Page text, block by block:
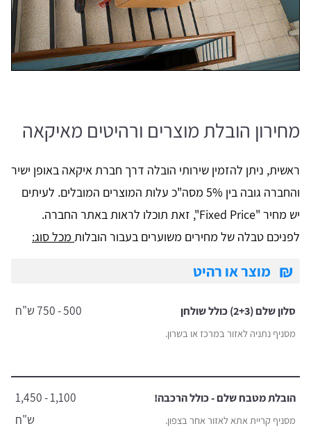
מחירון הובלת מוצרים ורהיטים מאיקאה
ראשית, ניתן להזמין שירותי הובלה דרך חברת איקאה באופן ישיר
והחברה גובה בין 5% מסה"כ עלות המוצרים המובלים. לעיתים
יש מחיר "Fixed Price", זאת תוכלו לראות באתר החברה.
לפניכם טבלה של מחירים משוערים בעבור הובלות מכל סוג:
₪ מוצר או רהיט
סלון שלם (2+3) כולל שולחן
מסניף נתניה לאזור במרכז או בשרון.
500 - 750 ש"ח
הובלת מטבח שלם - כולל הרכבה!
מסניף קריית אתא לאזור אחר בצפון.
1,100 - 1,450
ש"ח